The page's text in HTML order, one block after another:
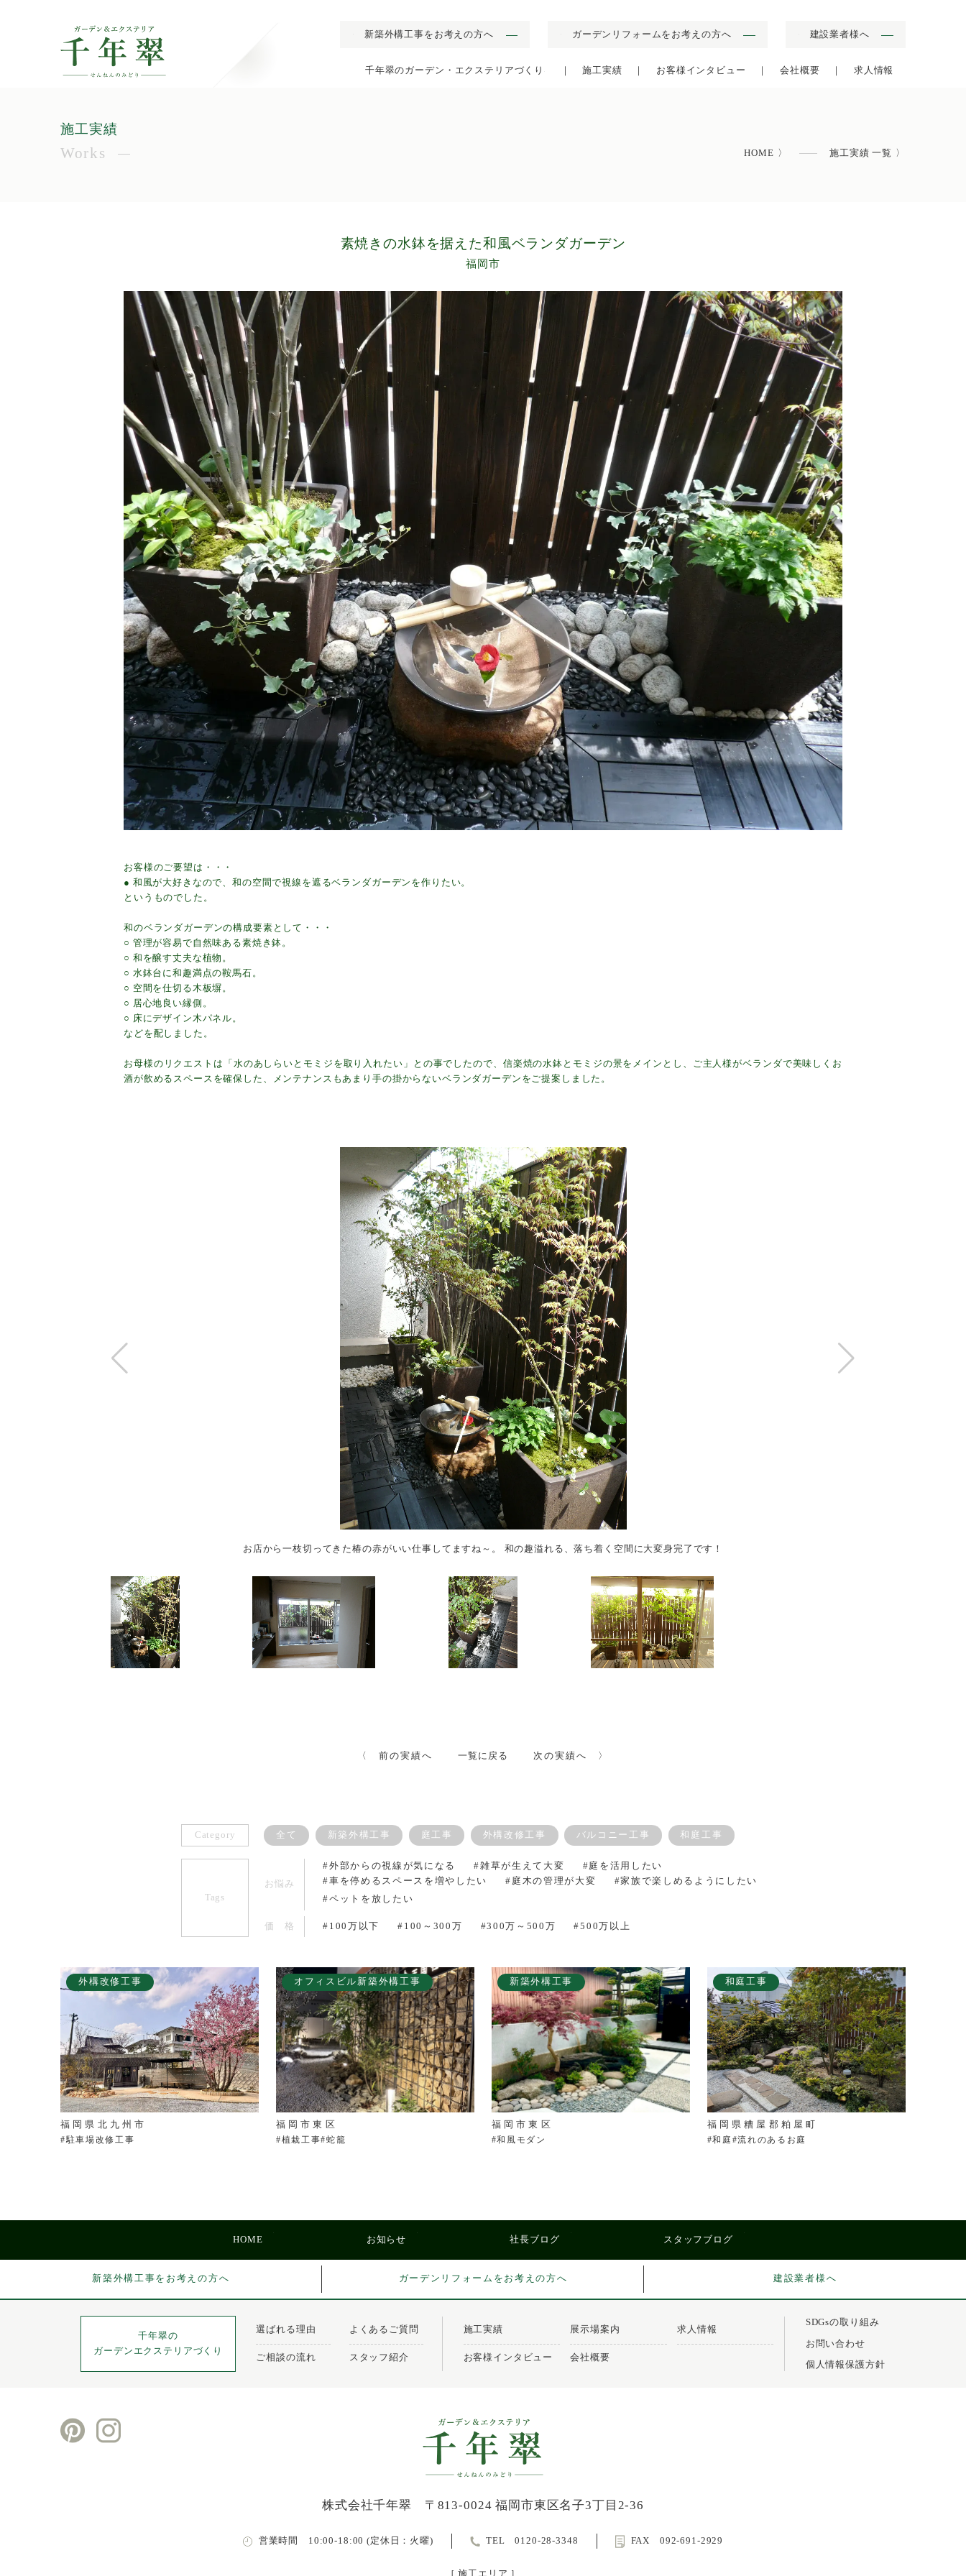
新築外構工事をお考えの方へ ガーデンリフォームをお考えの方へ 建設業者様へ
千年翠のガーデン・エクステリアづくり 施工実績 お客様インタビュー 会社概要 求人情報
施工実績
Works HOME 施工実績 一覧
素焼きの水鉢を据えた和風ベランダガーデン
福岡市
お客様のご要望は・・・
● 和風が大好きなので、和の空間で視線を遮るベランダガーデンを作りたい。
というものでした。
和のベランダガーデンの構成要素として・・・
○ 管理が容易で自然味ある素焼き鉢。
○ 和を醸す丈夫な植物。
○ 水鉢台に和趣満点の鞍馬石。
○ 空間を仕切る木板塀。
○ 居心地良い縁側。
○ 床にデザイン木パネル。
などを配しました。
お母様のリクエストは「水のあしらいとモミジを取り入れたい」との事でしたので、信楽焼の水鉢とモミジの景をメインとし、ご主人様がベランダで美味しくお
酒が飲めるスペースを確保した、メンテナンスもあまり手の掛からないベランダガーデンをご提案しました。
お店から一枝切ってきた椿の赤がいい仕事してますね～。 和の趣溢れる、落ち着く空間に大変身完了です！
〈 前の実績へ 一覧に戻る 次の実績へ 〉
Category 全て 新築外構工事 庭工事 外構改修工事 バルコニー工事 和庭工事
Tags
お悩み
#外部からの視線が気になる #雑草が生えて大変
#庭を活用したい
#車を停めるスペースを増やしたい
#庭木の管理が大変
#家族で楽しめるようにしたい
#ペットを放したい
価 格 #100万以下 #100～300万 #300万～500万 #500万以上
外構改修工事
福岡県北九州市
#駐車場改修工事
オフィスビル新築外構工事
福岡市東区
#植栽工事#蛇籠
新築外構工事
福岡市東区
#和風モダン
和庭工事
福岡県糟屋郡粕屋町
#和庭#流れのあるお庭
HOME お知らせ 社長ブログ スタッフブログ
新築外構工事をお考えの方へ ガーデンリフォームをお考えの方へ 建設業者様へ
千年翠の
ガーデンエクステリアづくり
選ばれる理由 よくあるご質問
ご相談の流れ スタッフ紹介
施工実績 展示場案内 求人情報
お客様インタビュー 会社概要
SDGsの取り組み
お問い合わせ
個人情報保護方針
株式会社千年翠 〒813-0024 福岡市東区名子3丁目2-36
営業時間 10:00-18:00 (定休日：火曜) TEL 0120-28-3348 FAX 092-691-2929